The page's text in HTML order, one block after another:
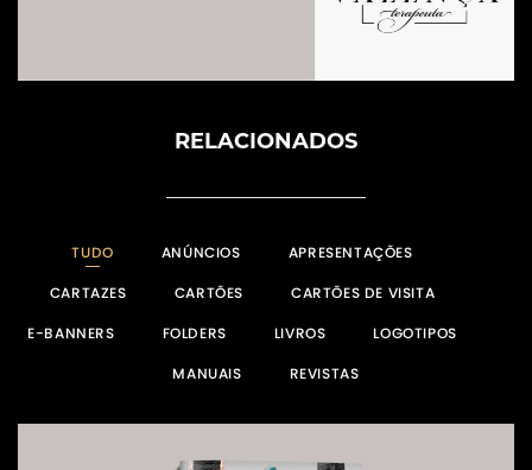
RELACIONADOS
TUDO ANÚNCIOS
APRESENTAÇÕES
CARTAZES
CARTÕES
CARTÕES DE VISITA
E-BANNERS
FOLDERS LIVROS
LOGOTIPOS
MANUAIS
REVISTAS